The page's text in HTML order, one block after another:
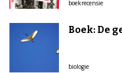
boekrecensie
Boek: De
biologie